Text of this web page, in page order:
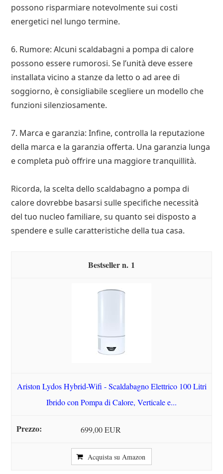
possono risparmiare notevolmente sui costi
energetici nel lungo termine.
6. Rumore: Alcuni scaldabagni a pompa di calore
possono essere rumorosi. Se l’unità deve essere
installata vicino a stanze da letto o ad aree di
soggiorno, è consigliabile scegliere un modello che
funzioni silenziosamente.
7. Marca e garanzia: Infine, controlla la reputazione
della marca e la garanzia offerta. Una garanzia lunga
e completa può offrire una maggiore tranquillità.
Ricorda, la scelta dello scaldabagno a pompa di
calore dovrebbe basarsi sulle specifiche necessità
del tuo nucleo familiare, su quanto sei disposto a
spendere e sulle caratteristiche della tua casa.
1
Ariston Lydos Hybrid-Wifi - Scaldabagno Elettrico 100 Litri
Ibrido con Pompa di Calore, Verticale e...
699,00 EUR
Acquista su Amazon